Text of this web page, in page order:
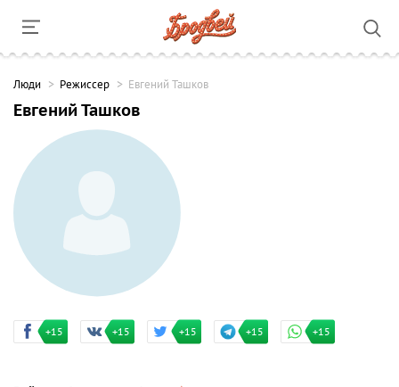
Люди Режиссер Евгений Ташков
Евгений Ташков
+15 +15 +15 +15 +15